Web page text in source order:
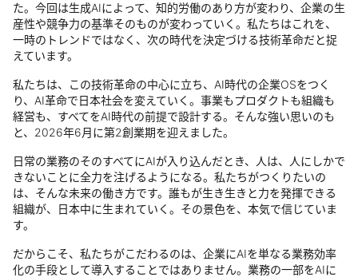
た。今回は生成AIによって、知的労働のあり方が変わり、企業の生
産性や競争力の基準そのものが変わっていく。私たちはこれを、
一時のトレンドではなく、次の時代を決定づける技術革命だと捉
えています。
私たちは、この技術革命の中心に立ち、AI時代の企業OSをつく
り、AI革命で日本社会を変えていく。事業もプロダクトも組織も
経営も、すべてをAI時代の前提で設計する。そんな強い思いのも
と、2026年6月に第2創業期を迎えました。
日常の業務のそのすべてにAIが入り込んだとき、人は、人にしかで
きないことに全力を注げるようになる。私たちがつくりたいの
は、そんな未来の働き方です。誰もが生き生きと力を発揮できる
組織が、日本中に生まれていく。その景色を、本気で信じていま
す。
だからこそ、私たちがこだわるのは、企業にAIを単なる業務効率
化の手段として導入することではありません。業務の一部をAIに